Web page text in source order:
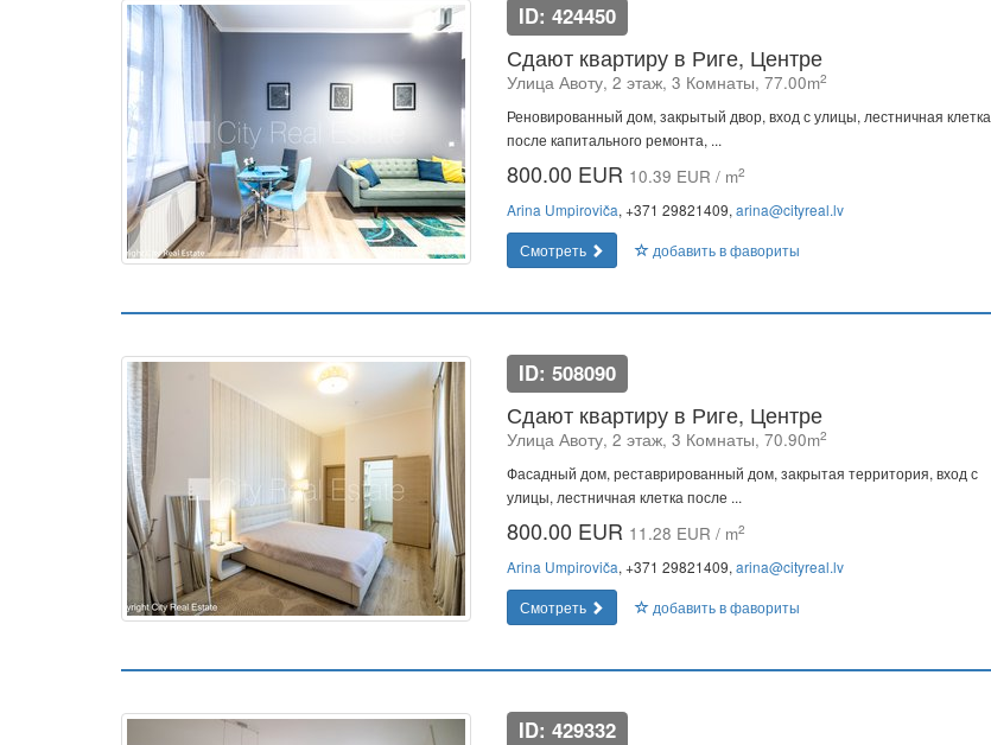
ID: 424450
Сдают квартиру в Риге, Центре
Улица Авоту, 2 этаж, 3 Комнаты, 77.00m2
Реновированный дом, закрытый двор, вход с улицы, лестничная клетка
после капитального ремонта, ...
800.00 EUR 10.39 EUR / m2
Arina Umpiroviča, +371 29821409, arina@cityreal.lv
Смотреть
добавить в фавориты
ID: 508090
Сдают квартиру в Риге, Центре
Улица Авоту, 2 этаж, 3 Комнаты, 70.90m2
Фасадный дом, реставрированный дом, закрытая территория, вход с
улицы, лестничная клетка после ...
800.00 EUR 11.28 EUR / m2
Arina Umpiroviča, +371 29821409, arina@cityreal.lv
Смотреть
добавить в фавориты
ID: 429332